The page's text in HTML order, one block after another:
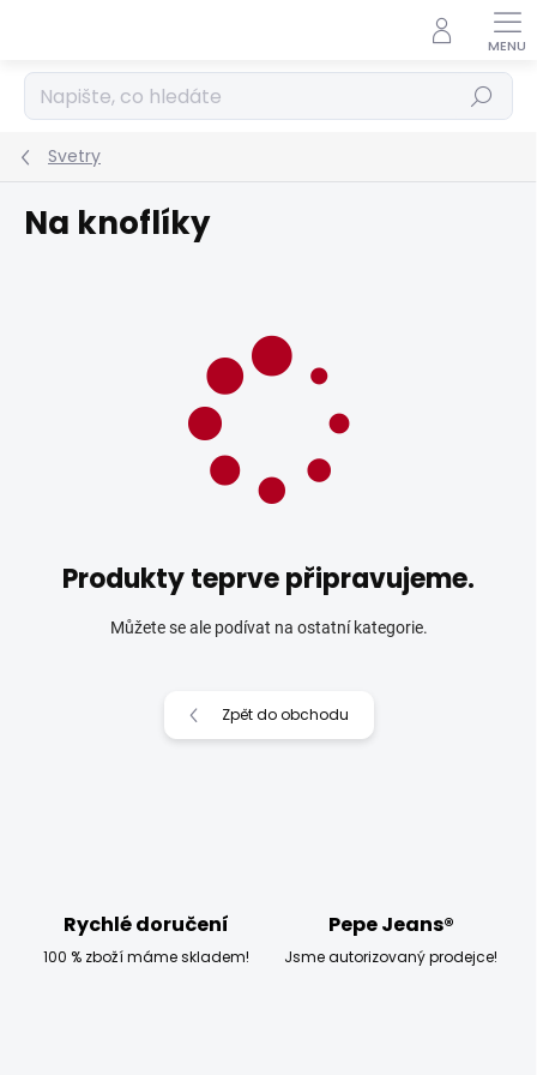
Hledat
Svetry
Na knoflíky
Produkty teprve připravujeme.
Můžete se ale podívat na ostatní kategorie.
Zpět do obchodu
Rychlé doručení
100 % zboží máme skladem!
Pepe Jeans®
Jsme autorizovaný prodejce!